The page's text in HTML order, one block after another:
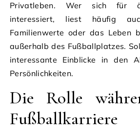
Privatleben. Wer sich für
interessiert, liest häufig
Familienwerte oder das Leben
außerhalb des Fußballplatzes.
interessante Einblicke in den
Persönlichkeiten.
Die Rolle
Fußballkarriere